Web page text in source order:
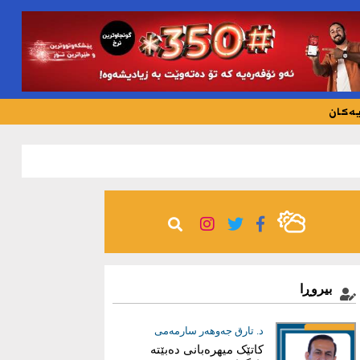
بیروڕا
د. تارق جەوهەر سارمەمى
کاتێک میهرەبانی دەبێتە
ئاری محەمەد هەرسین
خەونێکم هەیە